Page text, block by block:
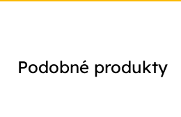
Podobné produkty